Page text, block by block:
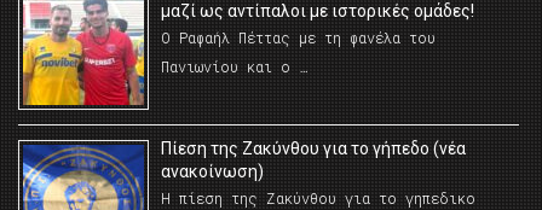
μαζί ως αντίπαλοι με ιστορικές ομάδες!
Ο Ραφαήλ Πέττας με τη φανέλα του
Πανιωνίου και ο …
Πίεση της Ζακύνθου για το γήπεδο (νέα
ανακοίνωση)
Η πίεση της Ζακύνθου για το γηπεδικο